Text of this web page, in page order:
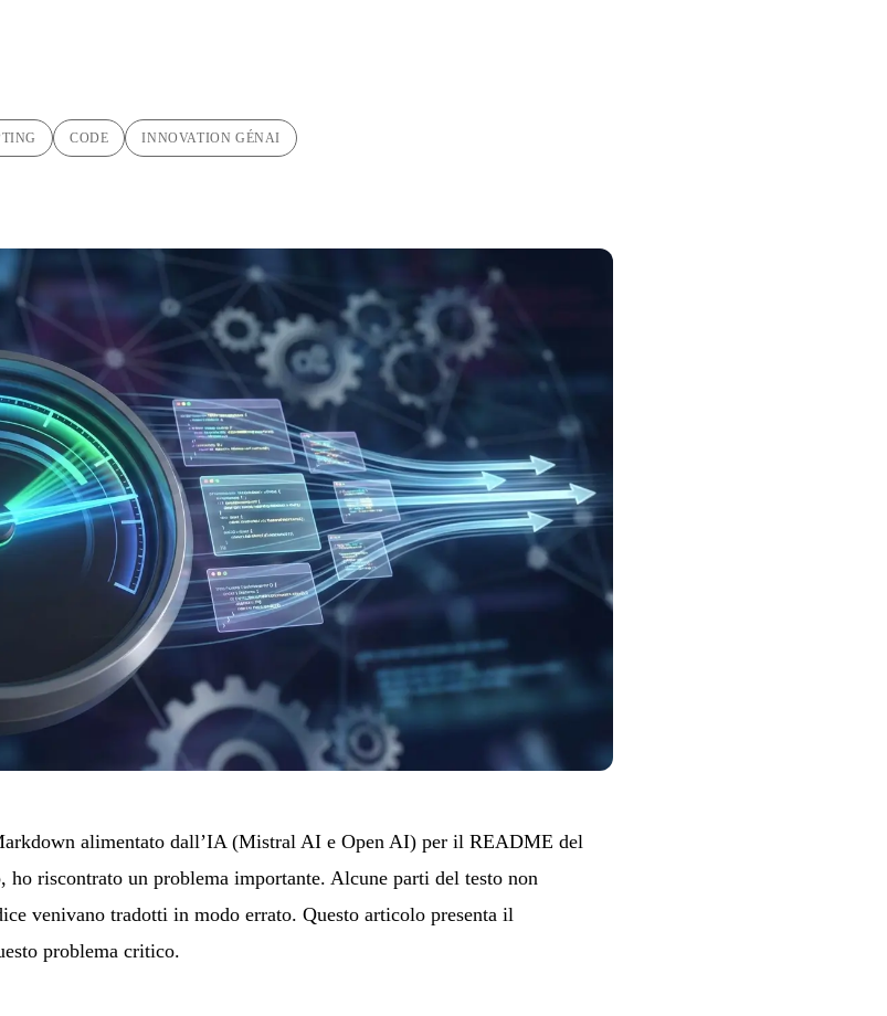
CODE INNOVATION GÉNAI
alimentato dall’IA (Mistral AI e Open AI) per il README del
, ho riscontrato un problema importante. Alcune parti del testo non
venivano tradotti in modo errato. Questo articolo presenta il
problema critico.